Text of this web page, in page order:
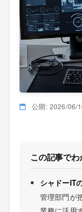
公開: 2026/06/
この記事でわ
シャドーIT
管理部門が